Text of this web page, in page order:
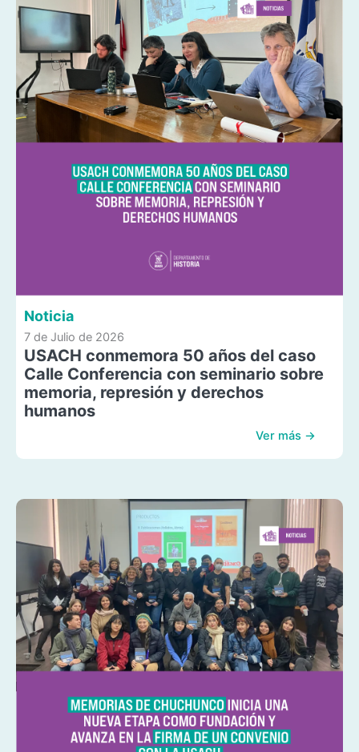
Noticia
7 de Julio de 2026
USACH conmemora 50 años del caso
Calle Conferencia con seminario sobre
memoria, represión y derechos
humanos
Ver más →